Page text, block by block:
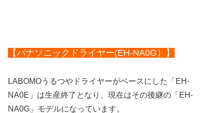
【パナソニックドライヤー(EH-NA0G）】
LABOMOうるつやドライヤーがベースにした「EH-
NA0E」は生産終了となり、現在はその後継の「EH-
NA0G」モデルになっています。